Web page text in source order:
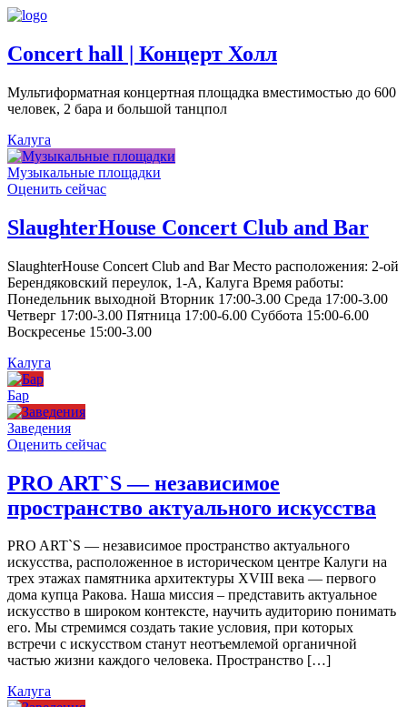
Concert hall | Концерт Холл
Мультиформатная концертная площадка вместимостью до 600
человек, 2 бара и большой танцпол
Калуга
Музыкальные площадки
Оценить сейчас
SlaughterHouse Concert Club and Bar
SlaughterHouse Concert Club and Bar Место расположения: 2-ой
Берендяковский переулок, 1-А, Калуга Время работы:
Понедельник выходной Вторник 17:00-3.00 Среда 17:00-3.00
Четверг 17:00-3.00 Пятница 17:00-6.00 Суббота 15:00-6.00
Воскресенье 15:00-3.00
Калуга
Бар
Заведения
Оценить сейчас
PRO ART`S — независимое
пространство актуального искусства
PRO ART`S — независимое пространство актуального
искусства, расположенное в историческом центре Калуги на
трех этажах памятника архитектуры XVIII века — первого
дома купца Ракова. Наша миссия – представить актуальное
искусство в широком контексте, научить аудиторию понимать
его. Мы стремимся создать такие условия, при которых
встречи с искусством станут неотъемлемой органичной
частью жизни каждого человека. Пространство […]
Калуга